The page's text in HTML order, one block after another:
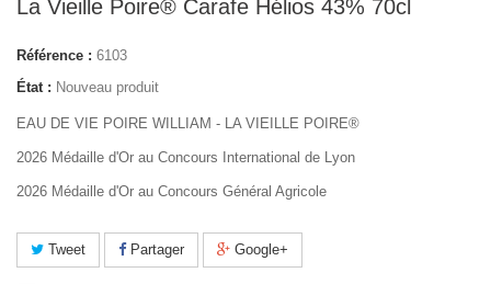
La Vieille Poire® Carafe Hélios 43% 70cl
Référence : 6103
État : Nouveau produit
EAU DE VIE POIRE WILLIAM - LA VIEILLE POIRE®
2026 Médaille d'Or au Concours International de Lyon
2026 Médaille d'Or au Concours Général Agricole
Tweet Partager Google+